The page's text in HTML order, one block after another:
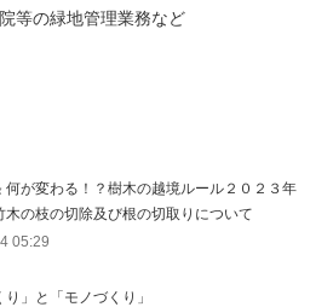
等の緑地管理業務など
何が変わる！？樹木の越境ルール２０２３年
木の枝の切除及び根の切取りについて
05:29
り」と「モノづくり」